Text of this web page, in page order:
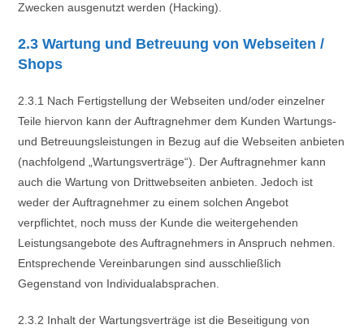
Zwecken ausgenutzt werden (Hacking).
2.3 Wartung und Betreuung von Webseiten /
Shops
2.3.1 Nach Fertigstellung der Webseiten und/oder einzelner
Teile hiervon kann der Auftragnehmer dem Kunden Wartungs-
und Betreuungsleistungen in Bezug auf die Webseiten anbieten
(nachfolgend „Wartungsverträge“). Der Auftragnehmer kann
auch die Wartung von Drittwebseiten anbieten. Jedoch ist
weder der Auftragnehmer zu einem solchen Angebot
verpflichtet, noch muss der Kunde die weitergehenden
Leistungsangebote des Auftragnehmers in Anspruch nehmen.
Entsprechende Vereinbarungen sind ausschließlich
Gegenstand von Individualabsprachen.
2.3.2 Inhalt der Wartungsverträge ist die Beseitigung von